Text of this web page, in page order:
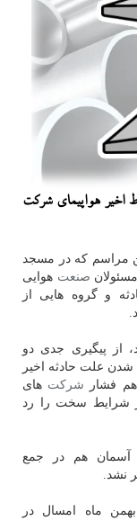
اخیر هواپیمای شركت
مراسم كه در مسجد
صنعت هوایی
و گروه هایی از
از پیگیری جدی دو
شدن علت حادثه اخیر
فشار شركت های
در شرایط سخت را رد
آسمان هم در جمع
نشد.
روز ۲۹ بهمن ماه امسال در